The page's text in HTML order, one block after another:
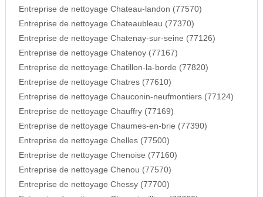
Entreprise de nettoyage Chateau-landon (77570)
Entreprise de nettoyage Chateaubleau (77370)
Entreprise de nettoyage Chatenay-sur-seine (77126)
Entreprise de nettoyage Chatenoy (77167)
Entreprise de nettoyage Chatillon-la-borde (77820)
Entreprise de nettoyage Chatres (77610)
Entreprise de nettoyage Chauconin-neufmontiers (77124)
Entreprise de nettoyage Chauffry (77169)
Entreprise de nettoyage Chaumes-en-brie (77390)
Entreprise de nettoyage Chelles (77500)
Entreprise de nettoyage Chenoise (77160)
Entreprise de nettoyage Chenou (77570)
Entreprise de nettoyage Chessy (77700)